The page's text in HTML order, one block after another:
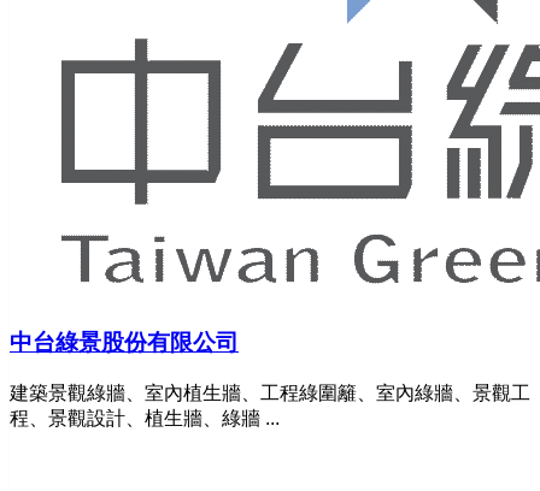
中台綠景股份有限公司
建築景觀綠牆、室內植生牆、工程綠圍籬、室內綠牆、景觀工
程、景觀設計、植生牆、綠牆 ...